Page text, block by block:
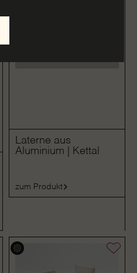
Laterne aus
Aluminium | Kettal
zum Produkt